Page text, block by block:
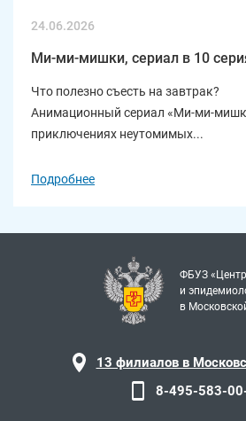
24.06.2026
Ми-ми-мишки, сериал в 10
Что полезно съесть на завтрак?
Анимационный сериал «Ми-ми-
приключениях неутомимых...
Подробнее
ФБУЗ
и
в
13 филиалов в
8-495-583-